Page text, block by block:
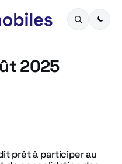
2025
prêt à participer au